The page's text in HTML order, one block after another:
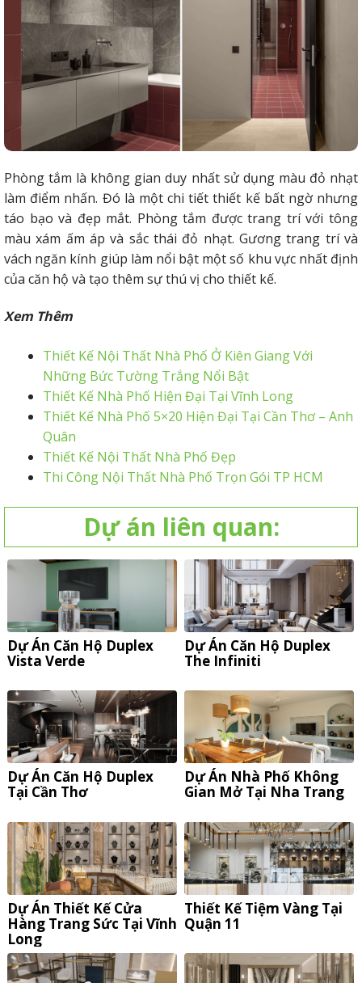
Phòng tắm là không gian duy nhất sử dụng màu đỏ nhạt
làm điểm nhấn. Đó là một chi tiết thiết kế bất ngờ nhưng
táo bạo và đẹp mắt. Phòng tắm được trang trí với tông
màu xám ấm áp và sắc thái đỏ nhạt. Gương trang trí và
vách ngăn kính giúp làm nổi bật một số khu vực nhất định
của căn hộ và tạo thêm sự thú vị cho thiết kế.
Xem Thêm
Thiết Kế Nội Thất Nhà Phố Ở Kiên Giang Với
Những Bức Tường Trắng Nổi Bật
Thiết Kế Nhà Phố Hiện Đại Tại Vĩnh Long
Thiết Kế Nhà Phố 5×20 Hiện Đại Tại Cần Thơ – Anh
Quân
Thiết Kế Nội Thất Nhà Phố Đẹp
Thi Công Nội Thất Nhà Phố Trọn Gói TP HCM
Dự án liên quan:
Dự Án Căn Hộ Duplex
Vista Verde
Dự Án Căn Hộ Duplex
The Infiniti
Dự Án Căn Hộ Duplex
Tại Cần Thơ
Dự Án Nhà Phố Không
Gian Mở Tại Nha Trang
Dự Án Thiết Kế Cửa
Hàng Trang Sức Tại Vĩnh
Long
Thiết Kế Tiệm Vàng Tại
Quận 11